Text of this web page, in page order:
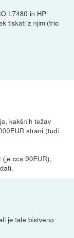
L7480 in HP
tiskati z njimi(trio
kakšnih težav
strani (tudi
cca 90EUR),
je tale bistveno